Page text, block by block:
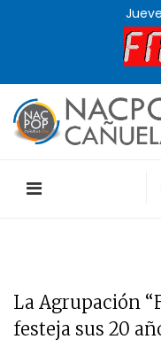
La Agrupación
festeja sus 20